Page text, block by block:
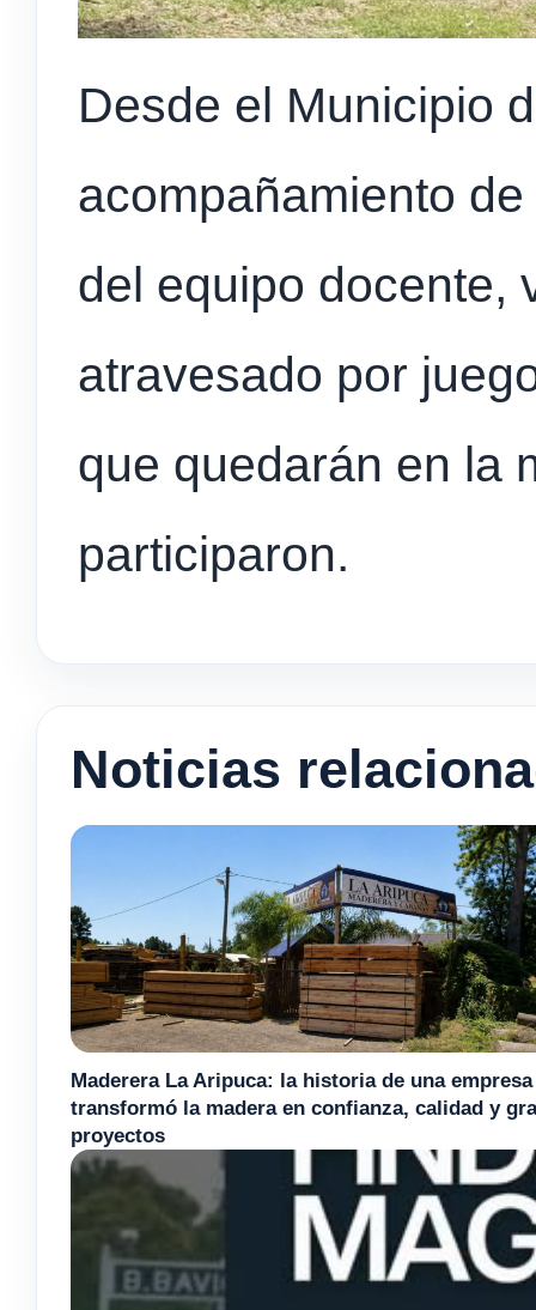
Desde el Municipio
acompañamiento
del equipo docente,
atravesado por
que quedarán en la
participaron.
Noticias
Maderera La Aripuca: la historia de una
transformó la madera en confianza, calidad y
proyectos